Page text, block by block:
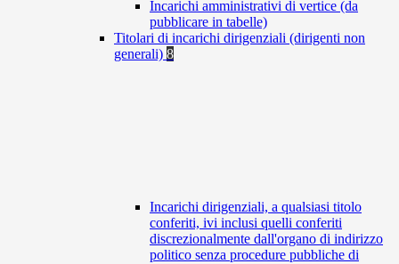
Incarichi amministrativi di vertice (da
pubblicare in tabelle)
Titolari di incarichi dirigenziali (dirigenti non
generali) 8
Incarichi dirigenziali, a qualsiasi titolo
conferiti, ivi inclusi quelli conferiti
discrezionalmente dall'organo di indirizzo
politico senza procedure pubbliche di